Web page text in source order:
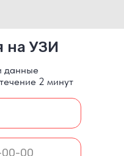
на УЗИ
данные
2 минут